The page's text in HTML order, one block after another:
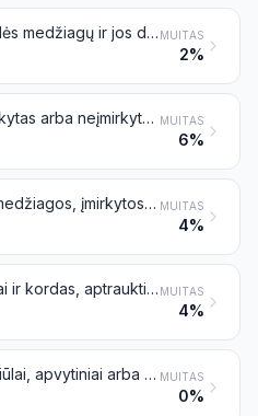
Vata iš tekstilės medžiagų ir jos dirbiniai; tekstilės plaušeliai, kurių ilgis ne didesnis kaip 5 mm (flock), tekstilės dulkės ir gumuliukai MUITAS
2%
Veltinys, įmirkytas arba neįmirkytas, aptrauktas arba neaptrauktas, padengtas arba nepadengtas, laminuotas arba nelaminuotas MUITAS
6%
Neaustinės medžiagos, įmirkytos arba neįmirkytos, aptrauktos arba neaptrauktos, padengtos arba nepadengtos, laminuotos arba nelaminuotos MUITAS
4%
Guminiai siūlai ir kordas, aptraukti tekstilės medžiagomis; tekstilės siūlai, juostelės ir panašūs dirbiniai, priskiriami 5404 arba 5405 pozicijai, įmirkyti, aptraukti, padengti guma arba plastikais MUITAS
4%
Metalizuoti siūlai, apvytiniai arba neapvytiniai, sudaryti iš tekstilinių siūlų, juostelių ar panašių dirbinių, priskiriamų 5404 arba 5405 pozicijai, kombinuoti su siūlų, juostelių arba miltelių pavidalo metalu arba padengti metalu MUITAS
0%